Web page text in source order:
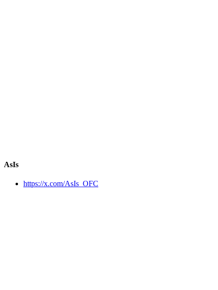
AsIs
https://x.com/AsIs_OFC